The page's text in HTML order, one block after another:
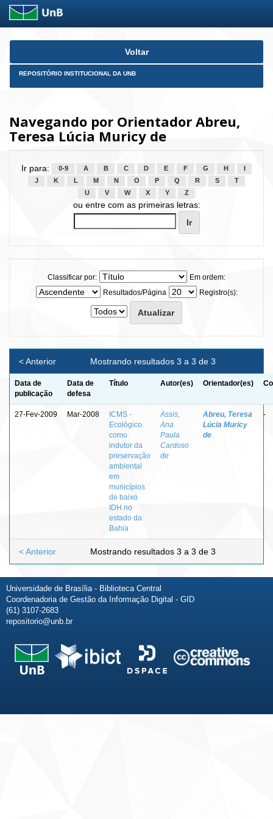
Skip
Voltar
REPOSITÓRIO INSTITUCIONAL DA UNB
Navegando por Orientador Abreu,
Teresa Lúcia Muricy de
Ir para: 0-9 A B C D E F G H
J
K L M N O P Q R S
T
U
V W X Y Z
ou entre com as primeiras letras:
Classificar por:
Em ordem:
Resultados/Página
Registro(s):
Mostrando resultados 3 a 3 de 3
< Anterior
Data de
publicação
Data de
defesa
Título Autor(es) Orientador(es)
27-Fev-2009 Mar-2008
ICMS -
Ecológico
como
indutor da
preservação
ambiental
em
municípios
de baixo
IDH no
estado da
Bahia
Assis,
Ana
Paula
Cardoso
de
Abreu, Teresa
Lúcia Muricy
de
-
Mostrando resultados 3 a 3 de 3
< Anterior
Universidade de Brasília - Biblioteca Central
Coordenadoria de Gestão da Informação Digital - GID
(61) 3107-2683
repositorio@unb.br